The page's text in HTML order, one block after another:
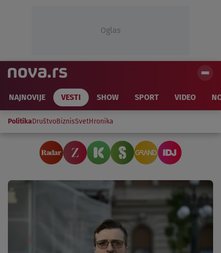
Oglas
NAJNOVIJE VESTI SHOW SPORT VIDEO
PolitikaDruštvoBiznisSvetHronika